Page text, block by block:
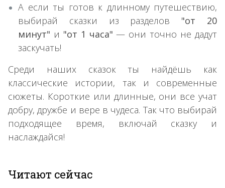
А если ты готов к длинному путешествию,
выбирай сказки из разделов "от 20
минут" и "от 1 часа" — они точно не дадут
заскучать!
Среди наших сказок ты найдёшь как
классические истории, так и современные
сюжеты. Короткие или длинные, они все учат
добру, дружбе и вере в чудеса. Так что выбирай
подходящее время, включай сказку и
наслаждайся!
Читают сейчас